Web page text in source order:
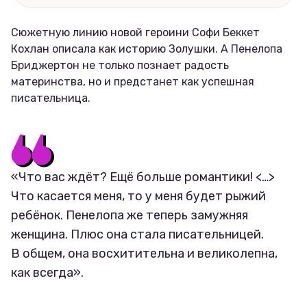
Сюжетную линию новой героини Софи Беккет
Кохлан описала как историю Золушки. А Пенелопа
Бриджертон не только познает радость
материнства, но и предстанет как успешная
писательница.
«Что вас ждёт? Ещё больше романтики! <…>
Что касается меня, то у меня будет рыжий
ребёнок. Пенелопа же теперь замужняя
женщина. Плюс она стала писательницей.
В общем, она восхитительна и великолепна,
как всегда».